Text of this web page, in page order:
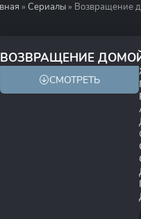
» Сериалы » Возвращение
ВОЗВРАЩЕНИЕ
6.8 7.4
СМОТРЕТЬ